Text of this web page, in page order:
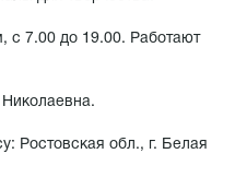
с 7.00 до 19.00. Работают
Ростовская обл., г. Белая